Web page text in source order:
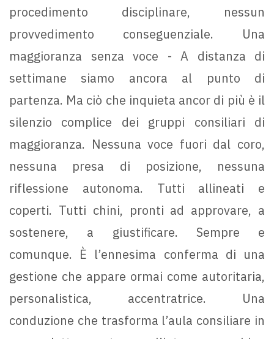
procedimento disciplinare, nessun
provvedimento conseguenziale. Una
maggioranza senza voce - A distanza di
settimane siamo ancora al punto di
partenza. Ma ciò che inquieta ancor di più è il
silenzio complice dei gruppi consiliari di
maggioranza. Nessuna voce fuori dal coro,
nessuna presa di posizione, nessuna
riflessione autonoma. Tutti allineati e
coperti. Tutti chini, pronti ad approvare, a
sostenere, a giustificare. Sempre e
comunque. È l’ennesima conferma di una
gestione che appare ormai come autoritaria,
personalistica, accentratrice. Una
conduzione che trasforma l’aula consiliare in